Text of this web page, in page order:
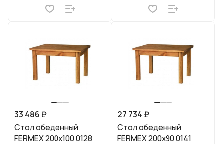
33 486 ₽
Стол обеденный
FERMEX 200x100 0128
27 734 ₽
Стол обеденный
FERMEX 200x90 0141